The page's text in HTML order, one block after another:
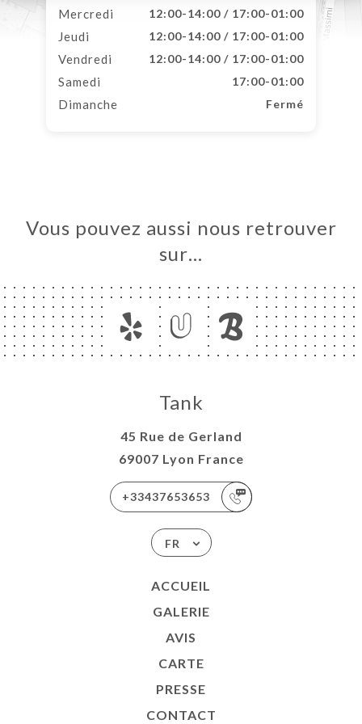
Mercredi 12:00-14:00 / 17:00-01:00
Jeudi 12:00-14:00 / 17:00-01:00
Vendredi 12:00-14:00 / 17:00-01:00
Samedi 17:00-01:00
Dimanche Fermé
Vous pouvez aussi nous retrouver
sur…
Tank
45 Rue de Gerland
69007 Lyon France
+33437653653
FR
ACCUEIL
GALERIE
AVIS
CARTE
PRESSE
CONTACT